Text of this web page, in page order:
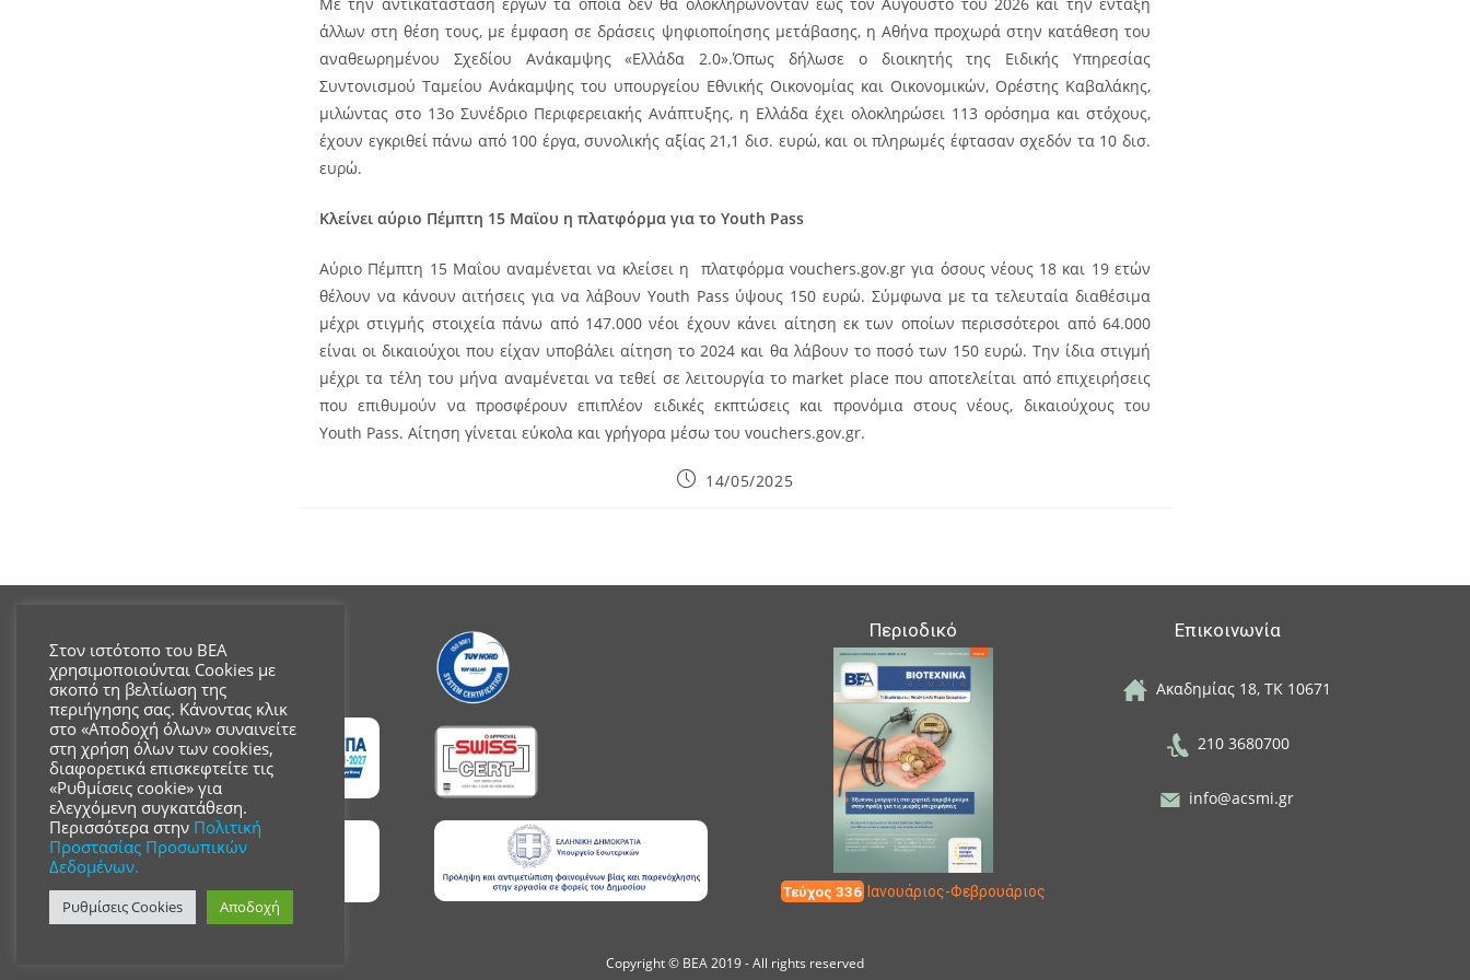
άλλων στη θέση τους, με έμφαση σε δράσεις ψηφιοποίησης μετάβασης, η Αθήνα προχωρά στην κατάθεση του
αναθεωρημένου Σχεδίου Ανάκαμψης «Ελλάδα 2.0».Όπως δήλωσε ο διοικητής της Ειδικής Υπηρεσίας
Συντονισμού Ταμείου Ανάκαμψης του υπουργείου Εθνικής Οικονομίας και Οικονομικών, Ορέστης Καβαλάκης,
μιλώντας στο 13ο Συνέδριο Περιφερειακής Ανάπτυξης, η Ελλάδα έχει ολοκληρώσει 113 ορόσημα και στόχους,
έχουν εγκριθεί πάνω από 100 έργα, συνολικής αξίας 21,1 δισ. ευρώ, και οι πληρωμές έφτασαν σχεδόν τα 10 δισ.
ευρώ.
Κλείνει αύριο Πέμπτη 15 Μαϊου η πλατφόρμα για το Youth Pass
Αύριο Πέμπτη 15 Μαΐου αναμένεται να κλείσει η πλατφόρμα vouchers.gov.gr για όσους νέους 18 και 19 ετών
θέλουν να κάνουν αιτήσεις για να λάβουν Youth Pass ύψους 150 ευρώ. Σύμφωνα με τα τελευταία διαθέσιμα
μέχρι στιγμής στοιχεία πάνω από 147.000 νέοι έχουν κάνει αίτηση εκ των οποίων περισσότεροι από 64.000
είναι οι δικαιούχοι που είχαν υποβάλει αίτηση το 2024 και θα λάβουν το ποσό των 150 ευρώ. Την ίδια στιγμή
μέχρι τα τέλη του μήνα αναμένεται να τεθεί σε λειτουργία το market place που αποτελείται από επιχειρήσεις
που επιθυμούν να προσφέρουν επιπλέον ειδικές εκπτώσεις και προνόμια στους νέους, δικαιούχους του
Youth Pass. Αίτηση γίνεται εύκολα και γρήγορα μέσω του vouchers.gov.gr.
Post14/05/2025
Περιοδικό
Τεύχος 336 Ιανουάριος-Φεβρουάριος
Επικοινωνία
Ακαδημίας 18, ΤΚ 10671
210 3680700
info@acsmi.gr
Copyright © ΒΕΑ 2019 - All rights reserved
Στον ιστότοπο του ΒΕΑ
χρησιμοποιούνται Cookies με
σκοπό τη βελτίωση της
περιήγησης σας. Κάνοντας κλικ
στο «Αποδοχή όλων» συναινείτε
στη χρήση όλων των cookies,
διαφορετικά επισκεφτείτε τις
«Ρυθμίσεις cookie» για
ελεγχόμενη συγκατάθεση.
Περισσότερα στην Πολιτική
Προστασίας Προσωπικών
Δεδομένων.
Ρυθμίσεις Cookies Αποδοχή